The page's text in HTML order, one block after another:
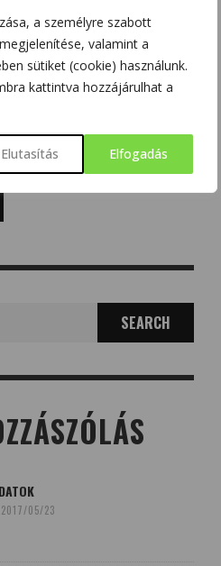
a személyre szabott
valamint a
sütiket (cookie) használunk.
kattintva hozzájárulhat a
Elutasítás Elfogadás
weboldalcímem mentése a
2017/05/23